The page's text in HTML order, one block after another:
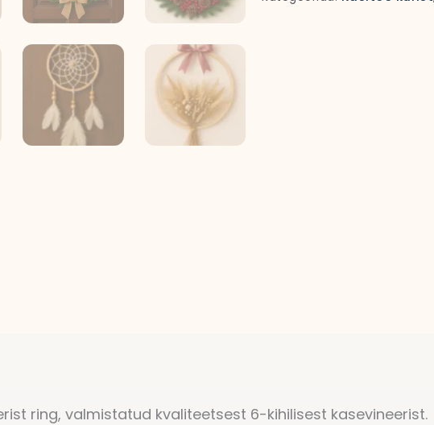
ring, valmistatud kvaliteetsest 6-kihilisest kasevineerist.